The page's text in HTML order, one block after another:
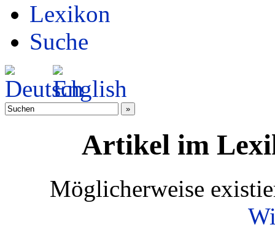
Lexikon
Suche
Artikel im
Möglicherweise